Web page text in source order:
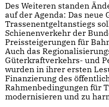
Des Weiteren standen
auf der Agenda: Das neue
Trassenentgeltanstiegs
Schienenverkehr der
Preissteigerungen für
Auch das
Güterkraftverkehrs- und
wurden in ihrer ersten
Finanzierung des
Rahmenbedingungen für
modernisieren und zu